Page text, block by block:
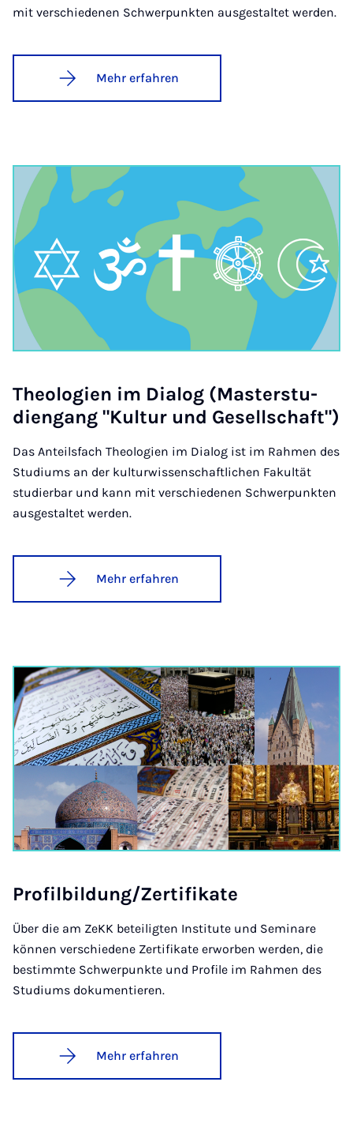
mit verschiedenen Schwerpunkten ausgestaltet werden.
Mehr erfahren
Theo­lo­gi­en im Di­a­log (Mas­ter­stu­
dien­gang "Kul­tur und Ge­sell­schaft")
Das Anteilsfach Theologien im Dialog ist im Rahmen des
Studiums an der kulturwissenschaftlichen Fakultät
studierbar und kann mit verschiedenen Schwerpunkten
ausgestaltet werden.
Mehr erfahren
Pro­fil­bil­dung/Zer­ti­fi­ka­te
Über die am ZeKK beteiligten Institute und Seminare
können verschiedene Zertifikate erworben werden, die
bestimmte Schwerpunkte und Profile im Rahmen des
Studiums dokumentieren.
Mehr erfahren